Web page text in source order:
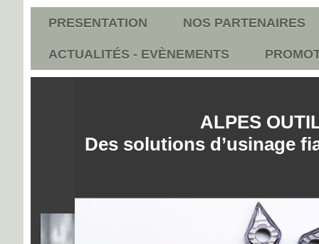
PRESENTATION NOS PARTENAIRES
ACTUALITÉS - EVÈNEMENTS
ALPES
Des solutions d’usinage